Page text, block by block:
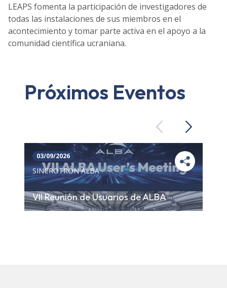
LEAPS fomenta la participación de investigadores de
todas las instalaciones de sus miembros en el
acontecimiento y tomar parte activa en el apoyo a la
comunidad científica ucraniana.
Próximos Eventos
PreviousNext
03/09/2026
SINCROTRÓN ALBA
VII Reunión de Usuarios de ALBA